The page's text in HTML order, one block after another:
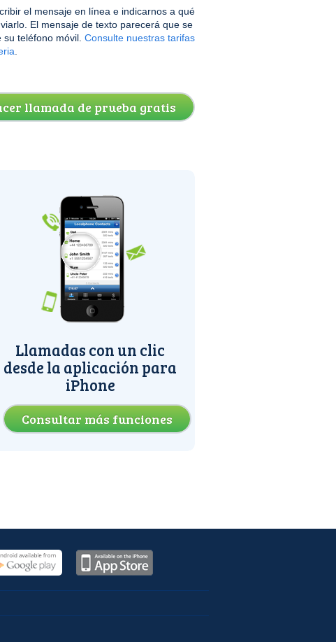
el mensaje en línea e indicarnos a qué
El mensaje de texto parecerá que se
teléfono móvil. Consulte nuestras tarifas
llamada de prueba gratis
Llamadas con un clic
desde la aplicación para
iPhone
Consultar más funciones